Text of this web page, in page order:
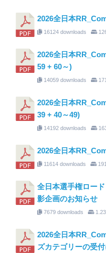
2026全日本
16124 downloads
2026全日本
59 + 60～)
14059 downloads
2026全日本
39 + 40～49)
14192 downloads
2026全日本
11614 downloads
全日本選手権ロー
影企画のお知らせ
7679 downloads
2026全日本
ズカテゴリーの受